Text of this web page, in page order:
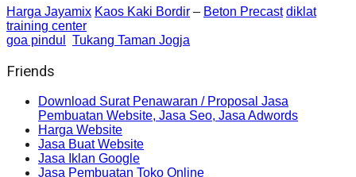
Harga Jayamix Kaos Kaki Bordir – Beton Precast diklat
training center
goa pindul
Tukang Taman Jogja
Friends
Download Surat Penawaran / Proposal Jasa
Pembuatan Website, Jasa Seo, Jasa Adwords
Harga Website
Jasa Buat Website
Jasa Iklan Google
Jasa Pembuatan Toko Online